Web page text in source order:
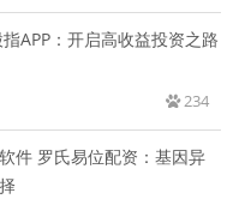
APP：开启高收益投资之路
234
件 罗氏易位配资：基因异